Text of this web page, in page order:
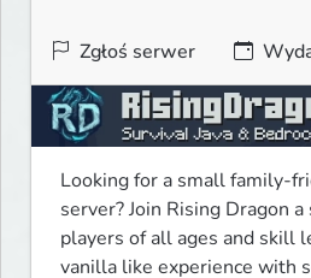
Zgłoś serwer
Looking for a small family-
server? Join Rising Dragon
players of all ages and skill
vanilla like experience with